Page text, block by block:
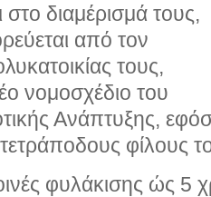
στο διαμέρισμά τους,
από τον
τους,
νομοσχέδιο του
Ανάπτυξης,
τετράποδους φίλους
φυλάκισης ώς 5